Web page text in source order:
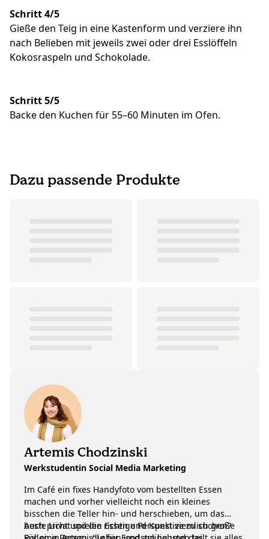
Schritt 4/5
Gieße den Teig in eine Kastenform und verziere ihn
nach Belieben mit jeweils zwei oder drei Esslöffeln
Kokosraspeln und Schokolade.
Schritt 5/5
Backe den Kuchen für 55–60 Minuten im Ofen.
Dazu passende Produkte
Artemis Chodzinski
Werkstudentin Social Media Marketing
Im Café ein fixes Handyfoto vom bestellten Essen
machen und vorher vielleicht noch ein kleines
bisschen die Teller hin- und herschieben, um das
beste Licht und die richtige Perspektive zu suchen?
Auch privat spielen Essen und Kunst ziemlich große